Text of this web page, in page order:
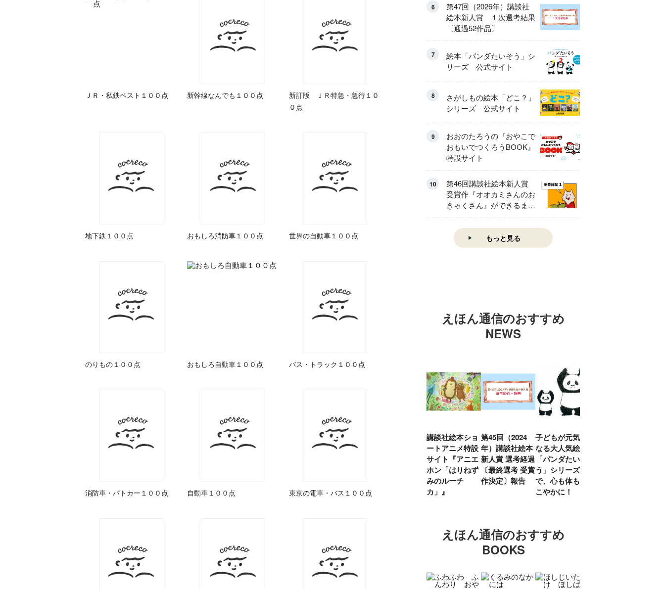
ＪＲ・私鉄ベスト１００点 新幹線なんでも１００点
新訂版 ＪＲ特急・急行１０
０点
地下鉄１００点 おもしろ消防車１００点 世界の自動車１００点
のりもの１００点 おもしろ自動車１００点 バス・トラック１００点
消防車・パトカー１００点 自動車１００点 東京の電車・バス１００点
6
第47回（2026年）講談社
絵本新人賞 １次選考結果
〔通過52作品〕
7
絵本「パンダたいそう」シ
リーズ 公式サイト
8
さがしもの絵本「どこ？」
シリーズ 公式サイト
9
おおのたろうの『おやこで
おもいでつくろうBOOK』
特設サイト
10
第46回講談社絵本新人賞
受賞作『オオカミさんのお
きゃくさん』ができるまで
①
もっと見る
えほん通信のおすすめ
NEWS
講談社絵本ショ
ートアニメ特設
サイト『アニエ
ホン「はりねず
みのルーチ
カ」』
第45回（2024
年）講談社絵本
新人賞 選考経過
〔最終選考 受賞
作決定〕報告
子どもが元気に
なる大人気絵本
「パンダたいそ
う」シリーズ
で、心も体もす
こやかに！
えほん通信のおすすめ
BOOKS